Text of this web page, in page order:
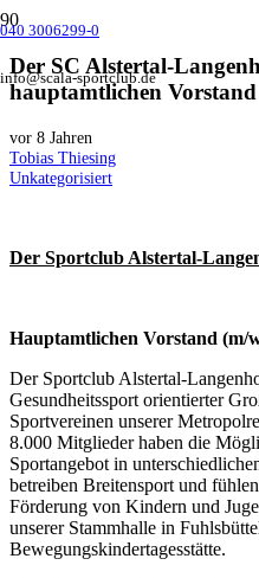
040 3006299-0
info@scala-sportclub.de
Der SC Alstertal-
hauptamtlichen
vor 8 Jahren
Tobias Thiesing
Unkategorisiert
Der Sportclub Alstertal-
Hauptamtlichen Vorstand (m/
Der Sportclub Alstertal-
Gesundheitssport orientierter
Sportvereinen unserer
8.000 Mitglieder haben die
Sportangebot in
betreiben Breitensport und
Förderung von Kindern und
unserer Stammhalle in
Bewegungskindertagesstätte.